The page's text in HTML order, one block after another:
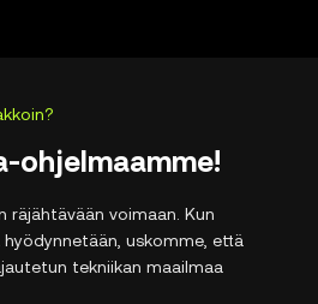
ohjelmaamme!
räjähtävään voimaan. Kun
uskomme, että
tekniikan maailmaa